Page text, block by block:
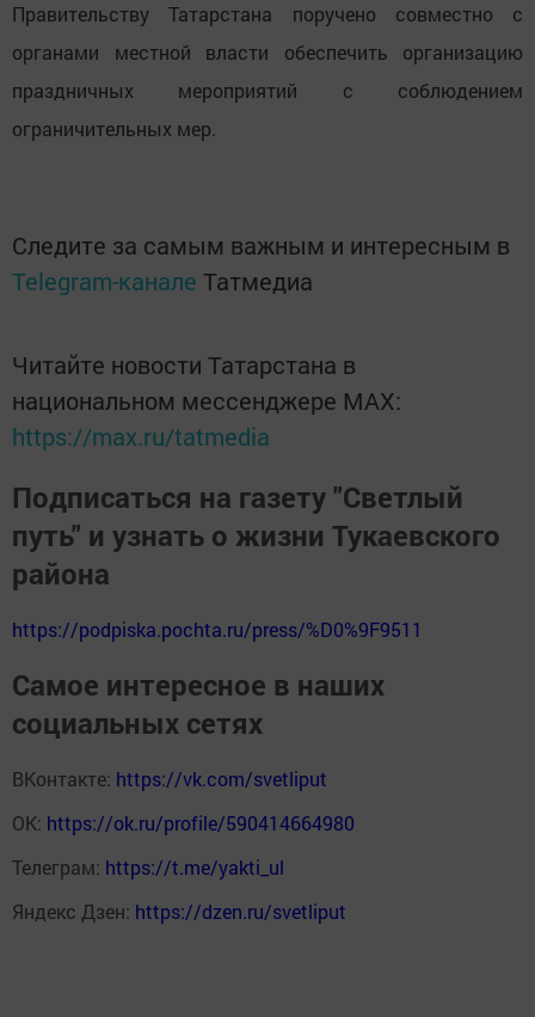
Правительству Татарстана поручено совместно с
органами местной власти обеспечить организацию
праздничных мероприятий с соблюдением
ограничительных мер.
Следите за самым важным и интересным в
Telegram-канале Татмедиа
Читайте новости Татарстана в
национальном мессенджере MАХ:
https://max.ru/tatmedia
Подписаться на газету "Светлый
путь" и узнать о жизни Тукаевского
района
https://podpiska.pochta.ru/press/%D0%9F9511
Самое интересное в наших
социальных сетях
ВКонтакте: https://vk.com/svetliput
ОК: https://ok.ru/profile/590414664980
Телеграм: https://t.me/yakti_ul
Яндекс Дзен: https://dzen.ru/svetliput